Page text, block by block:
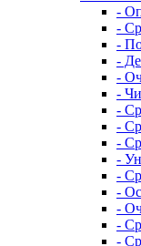
-
-
-
-
-
-
-
-
-
-
-
-
-
-
-